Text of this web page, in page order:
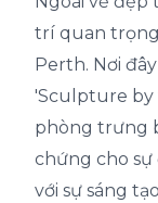
trí quan
Perth. Nơi
'Sculpture by
phòng trưng
chứng cho sự
với sự sáng